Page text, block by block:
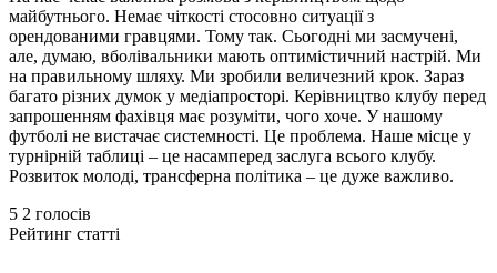
майбутнього. Немає чіткості стосовно ситуації з
орендованими гравцями. Тому так. Сьогодні ми засмучені,
але, думаю, вболівальники мають оптимістичний настрій. Ми
на правильному шляху. Ми зробили величезний крок. Зараз
багато різних думок у медіапросторі. Керівництво клубу перед
запрошенням фахівця має розуміти, чого хоче. У нашому
футболі не вистачає системності. Це проблема. Наше місце у
турнірній таблиці – це насамперед заслуга всього клубу.
Розвиток молоді, трансферна політика – це дуже важливо.
5 2 голосів
Рейтинг статті